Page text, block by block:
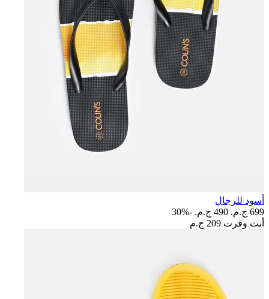
أسود للرجال
699 ج.م.‏
490 ج.م.‏
-30%
أنت وفرت 209 ج.م